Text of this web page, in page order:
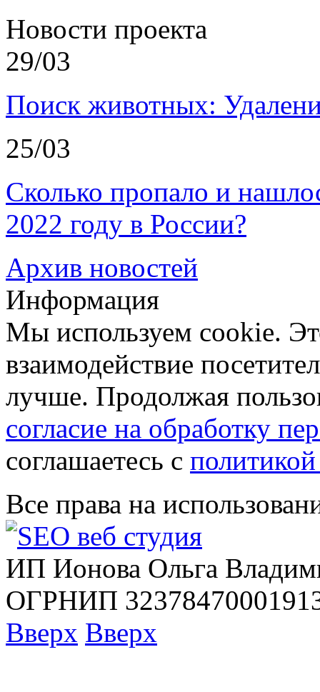
Новости проекта
29/03
Поиск животных:
25/03
Сколько пропало и
2022 году в России?
Архив новостей
Информация
Мы используем cookie.
взаимодействие
лучше. Продолжая
согласие на обработку
соглашаетесь с
Все права на
ИП Ионова Ольга
ОГРНИП
Вверх Вверх